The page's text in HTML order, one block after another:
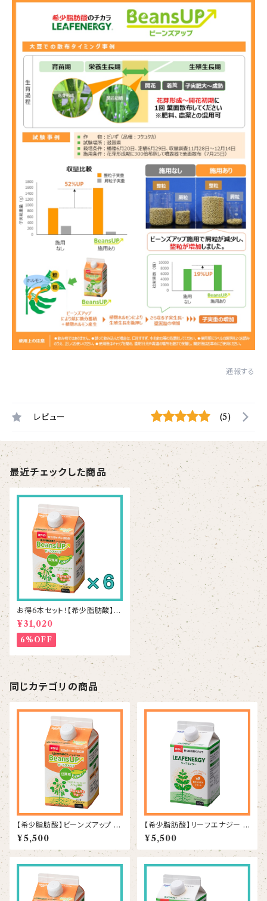
通報する
レビュー (5)
最近チェックした商品
お得6本セット！【希少脂肪酸】ビ
ーンズアップ 500mL×6本
¥31,020
6%OFF
同じカテゴリの商品
【希少脂肪酸】ビーンズアップ 5
00mL
¥5,500
【希少脂肪酸】リーフエナジー 5
00mL
¥5,500